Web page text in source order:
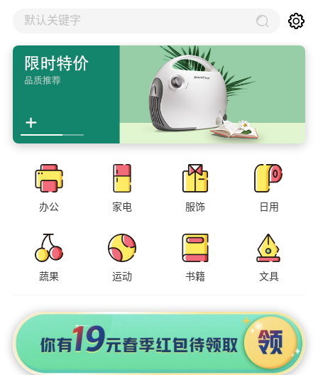
默认关键字
办公 家电 服饰 日用
蔬果 运动 书籍 文具